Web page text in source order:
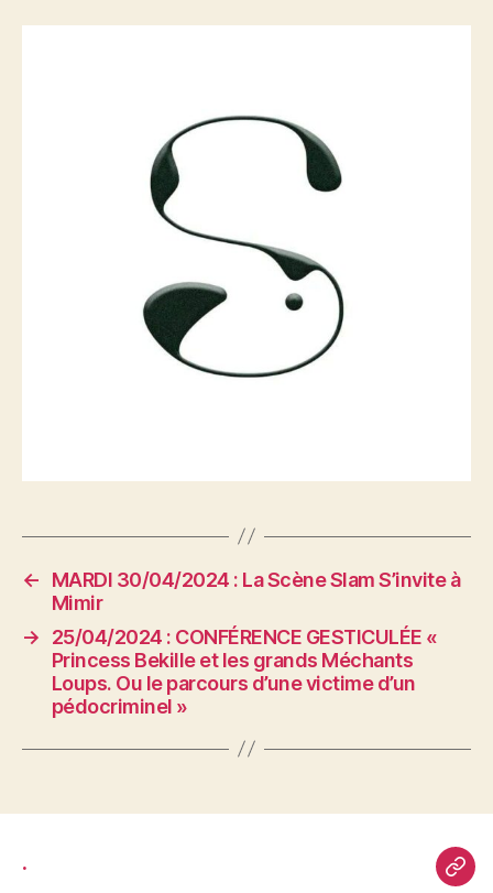
←
MARDI 30/04/2024 : La Scène Slam S’invite à
Mimir
→
25/04/2024 : CONFÉRENCE GESTICULÉE «
Princess Bekille et les grands Méchants
Loups. Ou le parcours d’une victime d’un
pédocriminel »
.
.